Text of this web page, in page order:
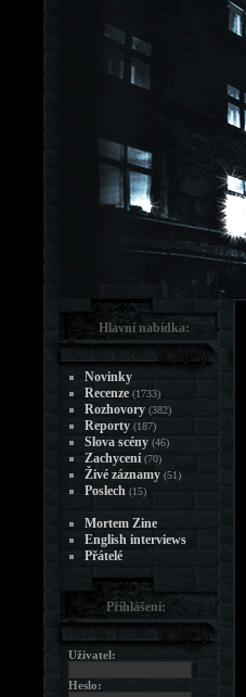
Hlavní nabídka:
Novinky
Recenze (1733)
Rozhovory (382)
Reporty (187)
Slova scény (46)
Zachycení (70)
Živé záznamy (51)
Poslech (15)
Mortem Zine
English interviews
Přátelé
Přihlášení:
Uživatel:
Heslo: